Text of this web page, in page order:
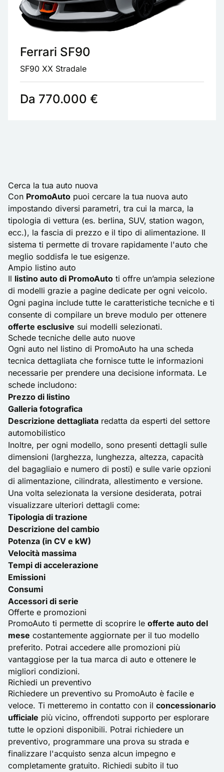
Ferrari SF90
SF90 XX Stradale
Da 770.000 €
Cerca la tua auto nuova
Con PromoAuto puoi cercare la tua nuova auto
impostando diversi parametri, tra cui la marca, la
tipologia di vettura (es. berlina, SUV, station wagon,
ecc.), la fascia di prezzo e il tipo di alimentazione. Il
sistema ti permette di trovare rapidamente l'auto che
meglio soddisfa le tue esigenze.
Ampio listino auto
Il listino auto di PromoAuto ti offre un’ampia selezione
di modelli grazie a pagine dedicate per ogni veicolo.
Ogni pagina include tutte le caratteristiche tecniche e ti
consente di compilare un breve modulo per ottenere
offerte esclusive sui modelli selezionati.
Schede tecniche delle auto nuove
Ogni auto nel listino di PromoAuto ha una scheda
tecnica dettagliata che fornisce tutte le informazioni
necessarie per prendere una decisione informata. Le
schede includono:
Prezzo di listino
Galleria fotografica
Descrizione dettagliata redatta da esperti del settore
automobilistico
Inoltre, per ogni modello, sono presenti dettagli sulle
dimensioni (larghezza, lunghezza, altezza, capacità
del bagagliaio e numero di posti) e sulle varie opzioni
di alimentazione, cilindrata, allestimento e versione.
Una volta selezionata la versione desiderata, potrai
visualizzare ulteriori dettagli come:
Tipologia di trazione
Descrizione del cambio
Potenza (in CV e kW)
Velocità massima
Tempi di accelerazione
Emissioni
Consumi
Accessori di serie
Offerte e promozioni
PromoAuto ti permette di scoprire le offerte auto del
mese costantemente aggiornate per il tuo modello
preferito. Potrai accedere alle promozioni più
vantaggiose per la tua marca di auto e ottenere le
migliori condizioni.
Richiedi un preventivo
Richiedere un preventivo su PromoAuto è facile e
veloce. Ti metteremo in contatto con il concessionario
ufficiale più vicino, offrendoti supporto per esplorare
tutte le opzioni disponibili. Potrai richiedere un
preventivo, programmare una prova su strada e
finalizzare l'acquisto senza alcun impegno e
completamente gratuito. Richiedi subito il tuo